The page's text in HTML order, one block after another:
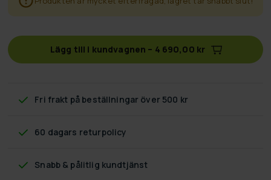
Lägg till i kundvagnen – 4 690,00 kr
Fri frakt på beställningar över 500 kr
60 dagars returpolicy
Snabb & pålitlig kundtjänst